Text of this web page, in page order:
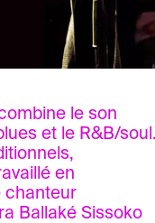
le son
et le R&B/soul.
en
chanteur
Ballaké Sissoko